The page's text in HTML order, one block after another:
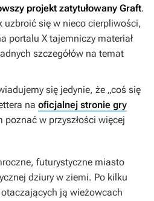
projekt zatytułowany Graft.
uzbroić się w nieco cierpliwości,
portalu X tajemniczy materiał
szczegółów na temat
się jedynie, że „coś się
na oficjalnej stronie gry
w przyszłości więcej
futurystyczne miasto
dziury w ziemi. Po kilku
ją wieżowcach